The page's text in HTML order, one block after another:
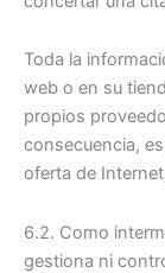
Toda la
web o en su
propios
consecuencia,
oferta de
6.2. Como
gestiona ni